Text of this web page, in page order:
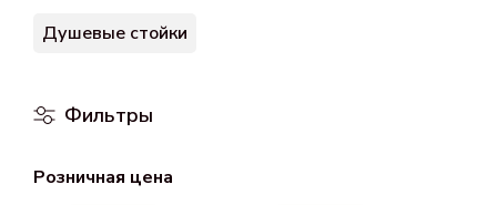
Душевые стойки
Фильтры
Розничная цена